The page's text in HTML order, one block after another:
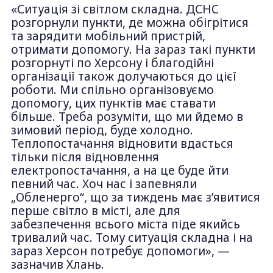
«Ситуація зі світлом складна. ДСНС
розгорнули пункти, де можна обігрітися
та зарядити мобільний пристрій,
отримати допомогу. На зараз такі пункти
розгорнуті по Херсону і благодійні
організації також долучаються до цієї
роботи. Ми спільно організовуємо
допомогу, цих пунктів має ставати
більше. Треба розуміти, що ми йдемо в
зимовий період, буде холодно.
Теплопостачання відновити вдасться
тільки після відновлення
електропостачання, а на це буде йти
певний час. Хоч нас і запевняли
„Обленерго“, що за тиждень має з’явитися
перше світло в місті, але для
забезпечення всього міста піде якийсь
тривалий час. Тому ситуація складна і на
зараз Херсон потребує допомоги», —
зазначив Хлань.